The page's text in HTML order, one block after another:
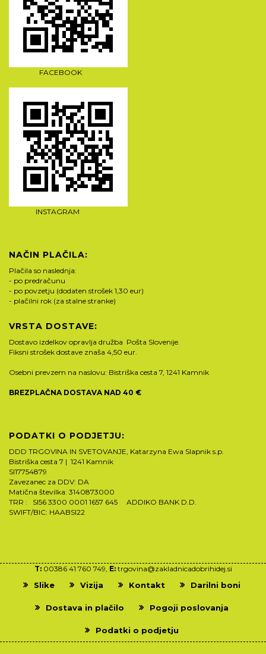
FACEBOOK
INSTAGRAM
NAČIN PLAČILA:
Plačila so naslednja:
- po predračunu
- po povzetju (dodaten strošek 1,30 eur)
- plačilni rok (za stalne stranke)
VRSTA DOSTAVE:
Dostavo izdelkov opravlja družba Pošta Slovenije.
Fiksni strošek dostave znaša 4,50 eur.
Osebni prevzem na naslovu: Bistriška cesta 7, 1241 Kamnik
BREZPLAČNA DOSTAVA NAD 40 €
PODATKI O PODJETJU:
DDD TRGOVINA IN SVETOVANJE, Katarzyna Ewa Slapnik s.p.
Bistriška cesta 7 | 1241 Kamnik
SI17754879
Zavezanec za DDV: DA
Matična številka: 3140873000
TRR : SI56 3300 0001 1657 645 ADDIKO BANK D.D.
SWIFT/BIC: HAABSI22
T:00386 41 760 749, E: trgovina@zakladnicadobrihidej.si
Slike Vizija Kontakt Darilni boni
Dostava in plačilo Pogoji poslovanja
Podatki o podjetju